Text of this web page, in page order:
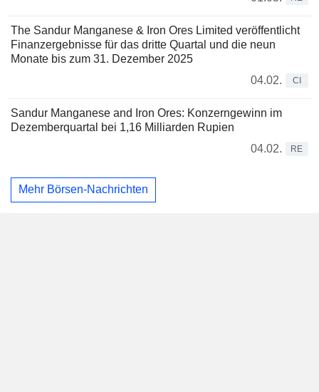
The Sandur Manganese & Iron Ores Limited veröffentlicht
Finanzergebnisse für das dritte Quartal und die neun
Monate bis zum 31. Dezember 2025
04.02.
CI
Sandur Manganese and Iron Ores: Konzerngewinn im
Dezemberquartal bei 1,16 Milliarden Rupien
04.02.
RE
Mehr Börsen-Nachrichten